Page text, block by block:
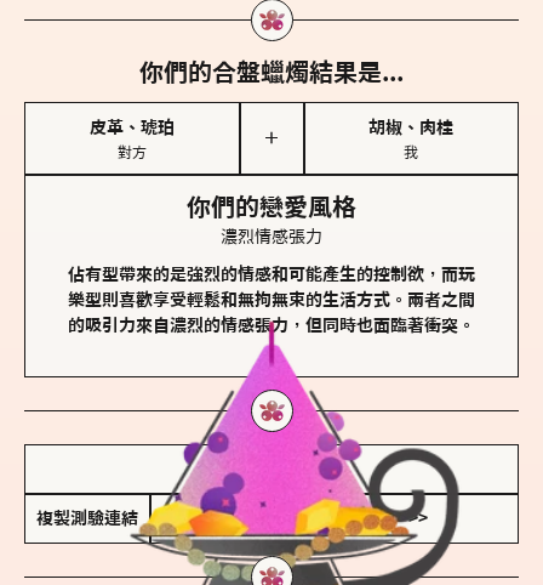
你們的合盤蠟燭結果是...
皮革、琥珀
對方
＋
胡椒、肉桂
我
你們的戀愛風格
濃烈情感張力
佔有型帶來的是強烈的情感和可能產生的控制欲，而玩
樂型則喜歡享受輕鬆和無拘無束的生活方式。兩者之間
的吸引力來自濃烈的情感張力，但同時也面臨著衝突。
儲存我的結果圖
複製測驗連結 查看香氛類型全解析 >>>